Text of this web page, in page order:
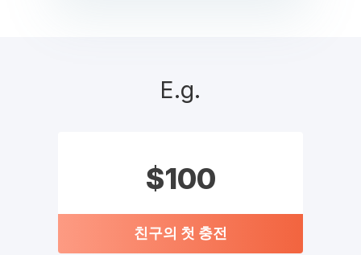
E.g.
$100
친구의 첫 충전